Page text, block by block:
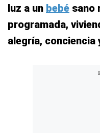
luz a un bebé sano
programada,
alegría, conciencia